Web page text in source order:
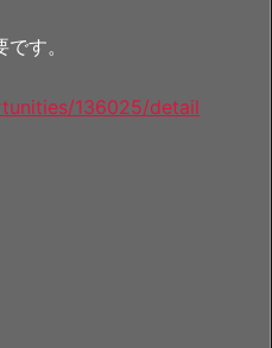
す。
136025/detail